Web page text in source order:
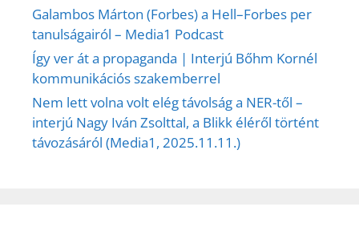
Galambos Márton (Forbes) a Hell–Forbes per
tanulságairól – Media1 Podcast
Így ver át a propaganda | Interjú Bőhm Kornél
kommunikációs szakemberrel
Nem lett volna volt elég távolság a NER-től –
interjú Nagy Iván Zsolttal, a Blikk éléről történt
távozásáról (Media1, 2025.11.11.)